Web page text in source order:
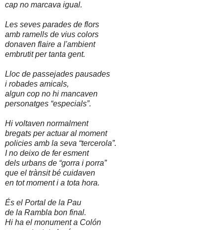
cap no marcava igual.
Les seves parades de flors
amb ramells de vius colors
donaven flaire a l'ambient
embrutit per tanta gent.
Lloc de passejades pausades
i robades amicals,
algun cop no hi mancaven
personatges “especials”.
Hi voltaven normalment
bregats per actuar al moment
policies amb la seva “tercerola”.
I no deixo de fer esment
dels urbans de “gorra i porra”
que el trànsit bé cuidaven
en tot moment i a tota hora.
És el Portal de la Pau
de la Rambla bon final.
Hi ha el monument a Colón